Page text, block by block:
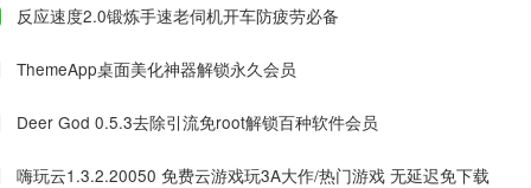
反应速度2.0锻炼手速老伺机开车防疲劳必备
ThemeApp桌面美化神器解锁永久会员
Deer God 0.5.3去除引流免root解锁百种软件会员
嗨玩云1.3.2.20050 免费云游戏玩3A大作/热门游戏 无延迟免下载